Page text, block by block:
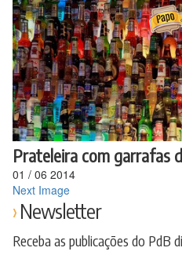
para
conteúdo
Prateleira com garrafas
01 / 06 2014
Next Image
Newsletter
Receba as publicações do PdB